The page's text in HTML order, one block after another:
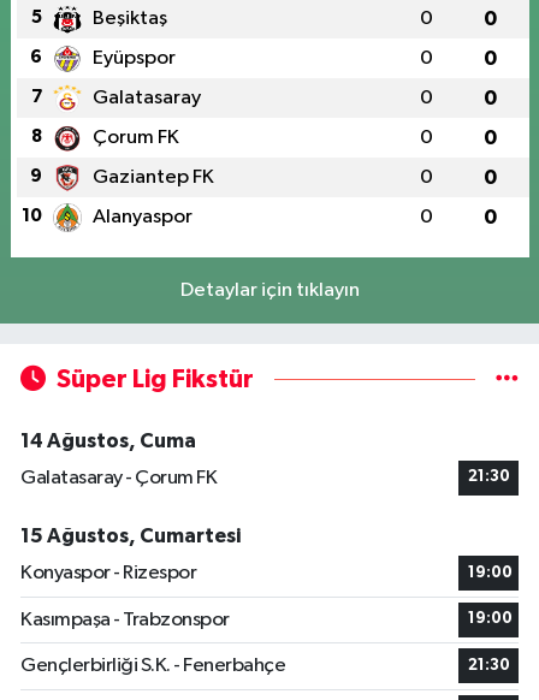
5 Beşiktaş 0 0
6 Eyüpspor 0 0
7 Galatasaray 0 0
8 Çorum FK 0 0
9 Gaziantep FK 0 0
10 Alanyaspor 0 0
Detaylar için tıklayın
Süper Lig Fikstür
14 Ağustos, Cuma
Galatasaray - Çorum FK
21:30
15 Ağustos, Cumartesi
Konyaspor - Rizespor
19:00
Kasımpaşa - Trabzonspor 19:00
Gençlerbirliği S.K. - Fenerbahçe 21:30